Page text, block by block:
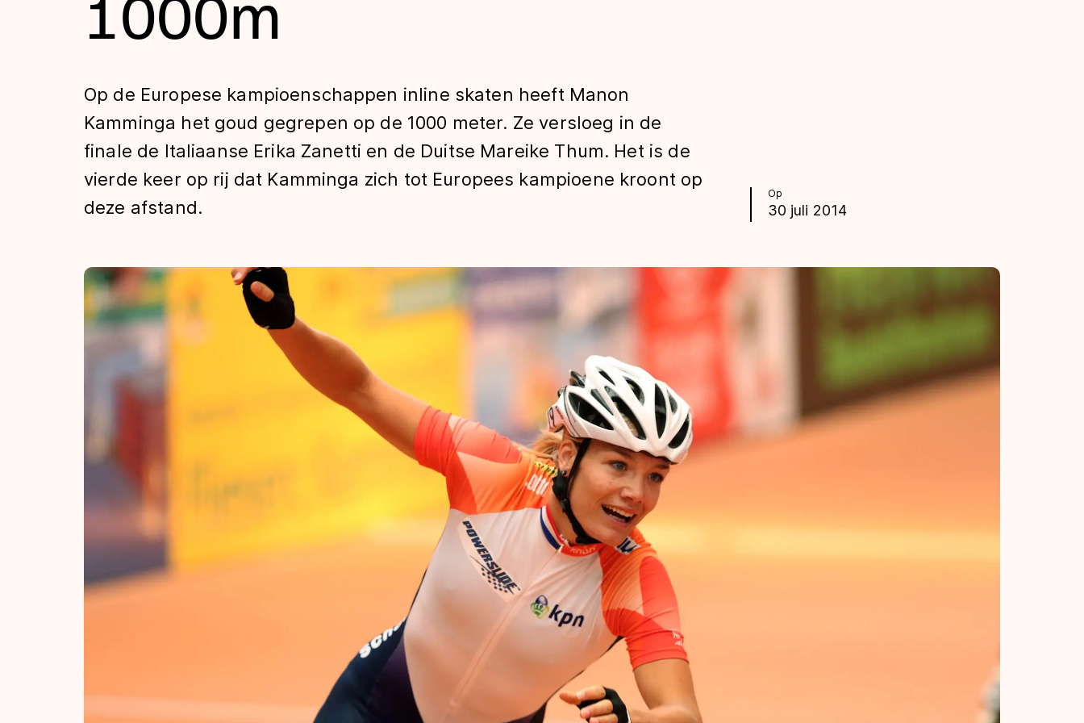
Tijden & historie
De weg op
Schaatsfans
Olympische Spelen
Op
30 juli 2014
Op de Europese kampioenschappen inline skaten heeft Manon
Kamminga het goud gegrepen op de 1000 meter. Ze versloeg in de
finale de Italiaanse Erika Zanetti en de Duitse Mareike Thum. Het is de
vierde keer op rij dat Kamminga zich tot Europees kampioene kroont op
deze afstand.